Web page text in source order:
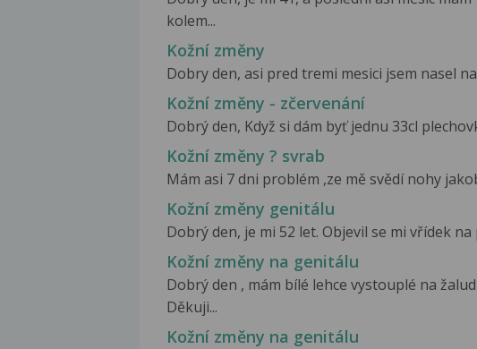
kolem...
Kožní změny
Dobry den, asi pred tremi mesici jsem nasel
Kožní změny - zčervenání
Dobrý den, Když si dám byť jednu 33cl
Kožní změny ? svrab
Mám asi 7 dni problém ,ze mě svědí nohy
Kožní změny genitálu
Dobrý den, je mi 52 let. Objevil se mi vřídek
Kožní změny na genitálu
Dobrý den , mám bílé lehce vystouplé na
Děkuji...
Kožní změny na genitálu